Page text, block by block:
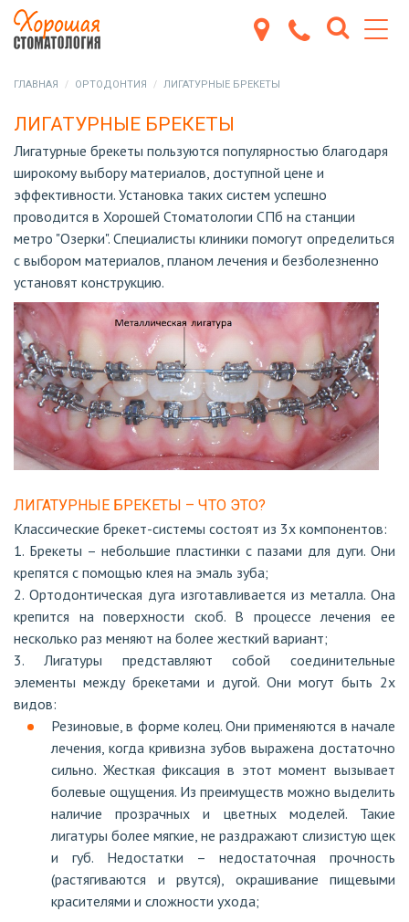
ГЛАВНАЯ ОРТОДОНТИЯ ЛИГАТУРНЫЕ БРЕКЕТЫ
ЛИГАТУРНЫЕ БРЕКЕТЫ
Лигатурные брекеты пользуются популярностью благодаря
широкому выбору материалов, доступной цене и
эффективности. Установка таких систем успешно
проводится в Хорошей Стоматологии СПб на станции
метро "Озерки". Специалисты клиники помогут определиться
с выбором материалов, планом лечения и безболезненно
установят конструкцию.
ЛИГАТУРНЫЕ БРЕКЕТЫ – ЧТО ЭТО?
Классические брекет-системы состоят из 3х компонентов:
1. Брекеты – небольшие пластинки с пазами для дуги. Они
крепятся с помощью клея на эмаль зуба;
2. Ортодонтическая дуга изготавливается из металла. Она
крепится на поверхности скоб. В процессе лечения ее
несколько раз меняют на более жесткий вариант;
3. Лигатуры представляют собой соединительные
элементы между брекетами и дугой. Они могут быть 2х
видов:
Резиновые, в форме колец. Они применяются в начале
лечения, когда кривизна зубов выражена достаточно
сильно. Жесткая фиксация в этот момент вызывает
болевые ощущения. Из преимуществ можно выделить
наличие прозрачных и цветных моделей. Такие
лигатуры более мягкие, не раздражают слизистую щек
и губ. Недостатки – недостаточная прочность
(растягиваются и рвутся), окрашивание пищевыми
красителями и сложности ухода;